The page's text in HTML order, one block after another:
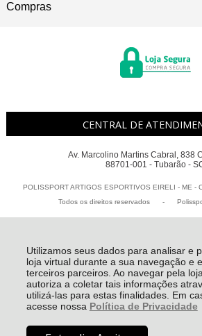
Utilizamos seus dados para analisar e
loja virtual durante a sua navegação e
terceiros parceiros. Ao navegar pela
autoriza a coletar tais informações
utilizá-las para estas finalidades. Em
acesse nossa Política de Privacidade
Compras
CENTRAL DE
Av. Marcolino Martins Cabral, 838
88701-001 - Tubarão -
POLISSPORT ARTIGOS ESPORTIVOS EIRELI - ME -
Todos os direitos reservados
-